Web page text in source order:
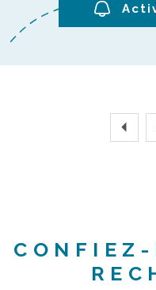
CONFIEZ-